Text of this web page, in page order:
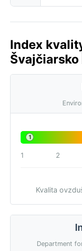
Index
1
1 2
Kvalita
Department